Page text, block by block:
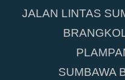
JALAN LINTAS
SUMBAWA